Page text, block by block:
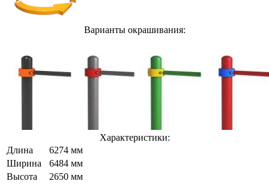
Варианты окрашивания:
Характеристики:
Длина
6274 мм
Ширина
6484 мм
Высота
2650 мм